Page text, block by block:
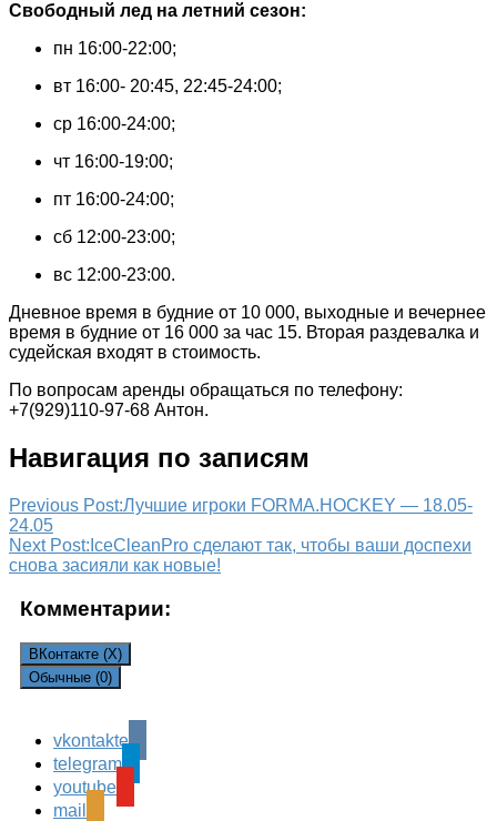
Свободный лед на летний сезон:
пн 16:00-22:00;
вт 16:00- 20:45, 22:45-24:00;
ср 16:00-24:00;
чт 16:00-19:00;
пт 16:00-24:00;
сб 12:00-23:00;
вс 12:00-23:00.
Дневное время в будние от 10 000, выходные и вечернее
время в будние от 16 000 за час 15. Вторая раздевалка и
судейская входят в стоимость.
По вопросам аренды обращаться по телефону:
+7(929)110-97-68 Антон.
Навигация по записям
Previous Post:Лучшие игроки FORMA.HOCKEY — 18.05-
24.05
Next Post: IceCleanPro сделают так, чтобы ваши доспехи
снова засияли как новые!
Комментарии:
ВКонтакте (X)
Обычные (0)
Leave a Reply
Ваш адрес email не будет опубликован.
поля помечены
vkontakte
telegram
youtube
mail